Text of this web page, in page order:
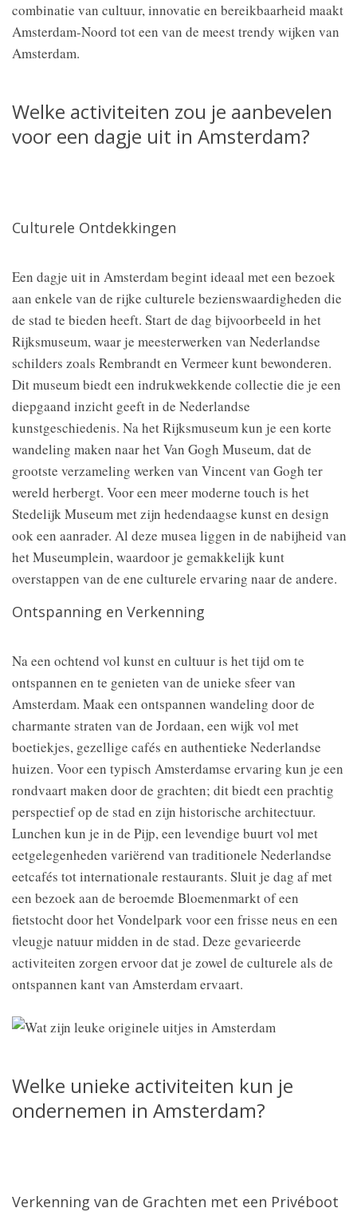
combinatie van cultuur, innovatie en bereikbaarheid maakt
Amsterdam-Noord tot een van de meest trendy wijken van
Amsterdam.
Welke activiteiten zou je aanbevelen
voor een dagje uit in Amsterdam?
Culturele Ontdekkingen
Een dagje uit in Amsterdam begint ideaal met een bezoek
aan enkele van de rijke culturele bezienswaardigheden die
de stad te bieden heeft. Start de dag bijvoorbeeld in het
Rijksmuseum, waar je meesterwerken van Nederlandse
schilders zoals Rembrandt en Vermeer kunt bewonderen.
Dit museum biedt een indrukwekkende collectie die je een
diepgaand inzicht geeft in de Nederlandse
kunstgeschiedenis. Na het Rijksmuseum kun je een korte
wandeling maken naar het Van Gogh Museum, dat de
grootste verzameling werken van Vincent van Gogh ter
wereld herbergt. Voor een meer moderne touch is het
Stedelijk Museum met zijn hedendaagse kunst en design
ook een aanrader. Al deze musea liggen in de nabijheid van
het Museumplein, waardoor je gemakkelijk kunt
overstappen van de ene culturele ervaring naar de andere.
Ontspanning en Verkenning
Na een ochtend vol kunst en cultuur is het tijd om te
ontspannen en te genieten van de unieke sfeer van
Amsterdam. Maak een ontspannen wandeling door de
charmante straten van de Jordaan, een wijk vol met
boetiekjes, gezellige cafés en authentieke Nederlandse
huizen. Voor een typisch Amsterdamse ervaring kun je een
rondvaart maken door de grachten; dit biedt een prachtig
perspectief op de stad en zijn historische architectuur.
Lunchen kun je in de Pijp, een levendige buurt vol met
eetgelegenheden variërend van traditionele Nederlandse
eetcafés tot internationale restaurants. Sluit je dag af met
een bezoek aan de beroemde Bloemenmarkt of een
fietstocht door het Vondelpark voor een frisse neus en een
vleugje natuur midden in de stad. Deze gevarieerde
activiteiten zorgen ervoor dat je zowel de culturele als de
ontspannen kant van Amsterdam ervaart.
Welke unieke activiteiten kun je
ondernemen in Amsterdam?
Verkenning van de Grachten met een Privéboot